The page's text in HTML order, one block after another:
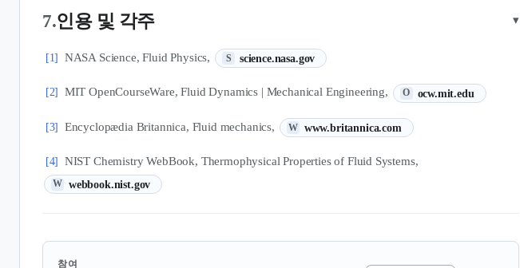
7.인용 및 각주 ▾
[1] NASA Science, Fluid Physics, S science.nasa.gov
(새 탭에서 열림)
[2] MIT OpenCourseWare, Fluid Dynamics | Mechanical Engineering, O ocw.mit.edu
(새 탭에서 열림)
[3] Encyclopædia Britannica, Fluid mechanics, W www.britannica.com
(새 탭에서 열림)
[4] NIST Chemistry WebBook, Thermophysical Properties of Fluid Systems,
W webbook.nist.gov
(새 탭에서 열림)
참여